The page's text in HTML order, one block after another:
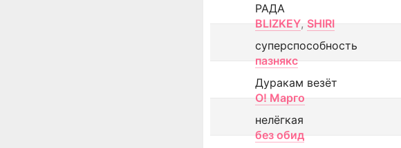
РАДА
BLIZKEY, SHIRI
суперспособность
пазнякс
Дуракам везёт
О! Марго
нелёгкая
без обид